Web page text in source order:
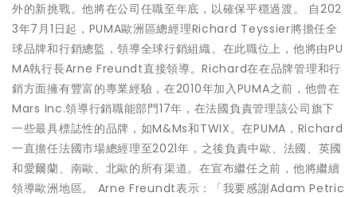
外的新挑戰。他將在公司任職至年底，以確保平穩過渡。 自202
3年7月1日起，PUMA歐洲區總經理Richard Teyssier將擔任全
球品牌和行銷總監，領導全球行銷組織。在此職位上，他將由PU
MA執行長Arne Freundt直接領導。Richard在在品牌管理和行
銷方面擁有豐富的專業經驗，在2010年加入PUMA之前，他曾在
Mars Inc.領導行銷職能部門17年，在法國負責管理該公司旗下
一些最具標誌性的品牌，如M&Ms和TWIX。在PUMA，Richard
一直擔任法國市場總經理至2021年，之後負責中歐、法國、英國
和愛爾蘭、南歐、北歐的所有渠道。在宣布繼任之前，他將繼續
領導歐洲地區。 Arne Freundt表示：「我要感謝Adam Petric